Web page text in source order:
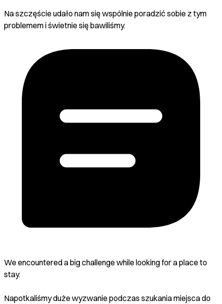
Na szczęście udało nam się wspólnie poradzić sobie z tym
problemem i świetnie się bawiliśmy.
We encountered a big challenge while looking for a place to
stay.
Napotkaliśmy duże wyzwanie podczas szukania miejsca do